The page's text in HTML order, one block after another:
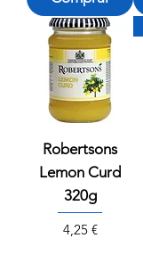
Robertsons
Lemon Curd
320g
Precio
4,25 €